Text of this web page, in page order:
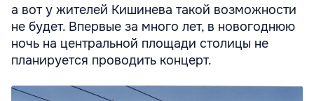
а вот у жителей Кишинева такой возможности
не будет. Впервые за много лет, в новогоднюю
ночь на центральной площади столицы не
планируется проводить концерт.